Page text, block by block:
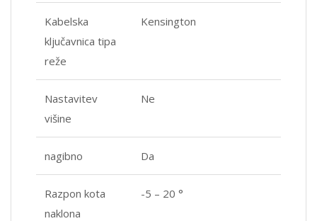
Kabelska
ključavnica tipa
reže
Kensington
Nastavitev
višine
Ne
nagibno Da
Razpon kota
naklona
-5 – 20 °